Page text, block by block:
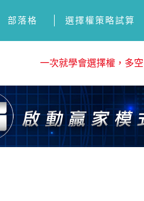
部落格 選擇權策略試算
一次就學會選擇權，多